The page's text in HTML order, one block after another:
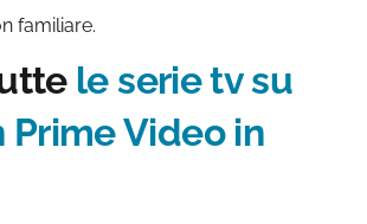
familiare.
le serie tv su
Prime Video in